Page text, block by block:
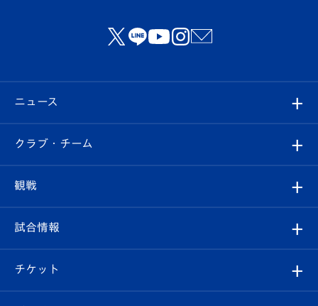
ニュース
すべて
クラブ
試合情報
クラブ・チーム
クラブ概要
エンブレム紹介
観戦
観戦ルール
はじめての観戦ガイド
試合情報
試合日程/結果
チケット